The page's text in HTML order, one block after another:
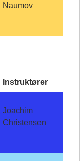
Naumov
Instruktører
Joachim
Christensen